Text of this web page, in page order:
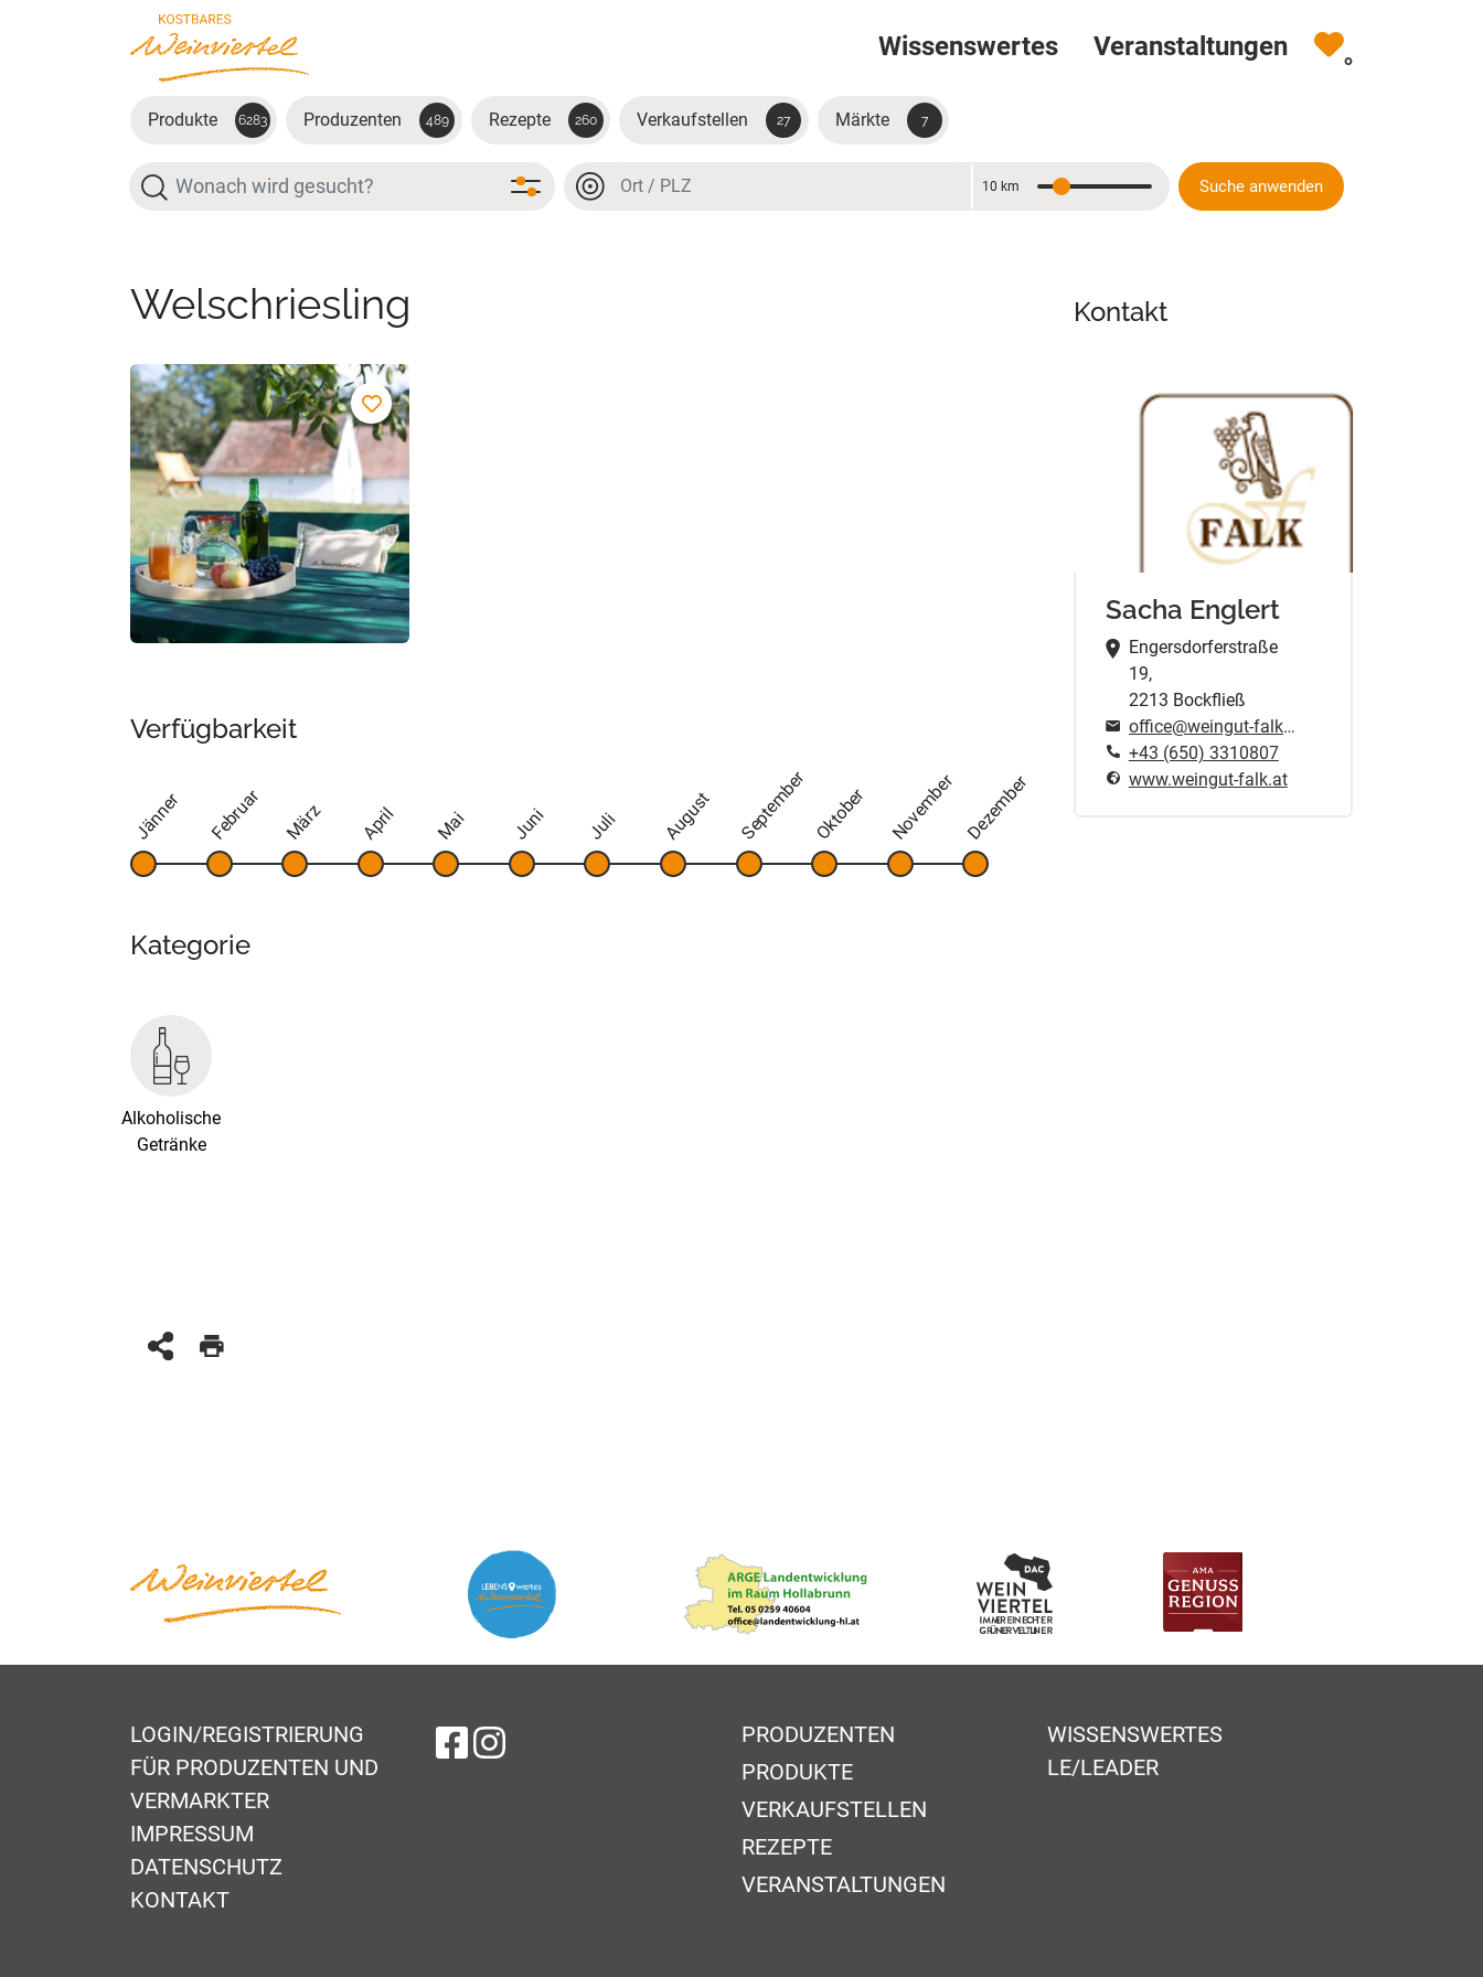
Zum Hauptinhalt springen
Wissenswertes Veranstaltungen 0
Produkte 6283 Produzenten 489 Rezepte 260 Verkaufstellen 27 Märkte 7
Suche Ort oder PLZ
Entfernung
10 km Suche anwenden
Welschriesling
Verfügbarkeit
Jänner Februar März April Mai Juni Juli August September Oktober November Dezember
Kategorie
Alkoholische
Getränke
Kontakt
Sacha Englert
Engersdorferstraße
19,
2213 Bockfließ
office@weingut-falk.at
+43 (650) 3310807
www.weingut-falk.at
LOGIN/REGISTRIERUNG
FÜR PRODUZENTEN UND
VERMARKTER
IMPRESSUM
DATENSCHUTZ
KONTAKT
auf Facebook
auf Instagram
PRODUZENTEN
PRODUKTE
VERKAUFSTELLEN
REZEPTE
VERANSTALTUNGEN
WISSENSWERTES
LE/LEADER